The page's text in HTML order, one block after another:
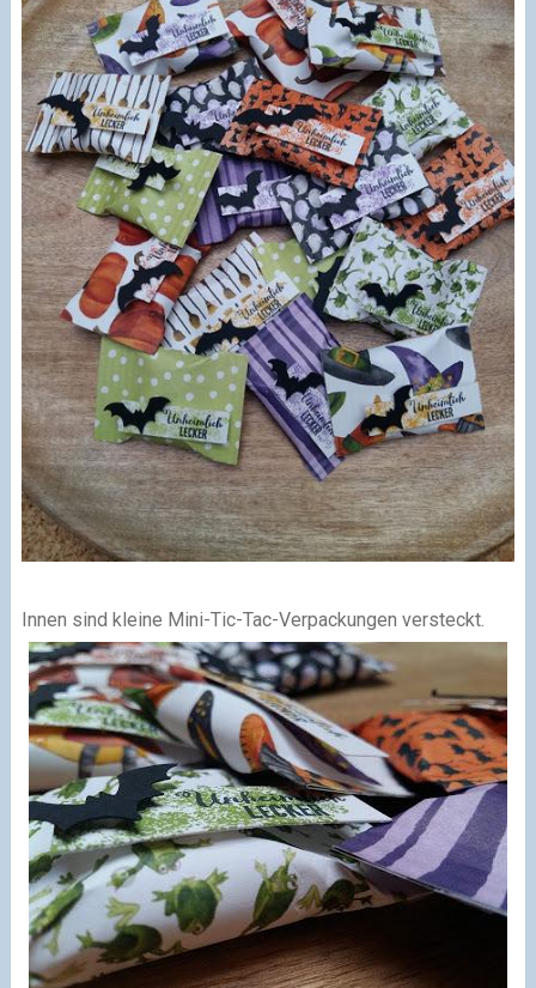
Innen sind kleine Mini-Tic-Tac-Verpackungen versteckt.